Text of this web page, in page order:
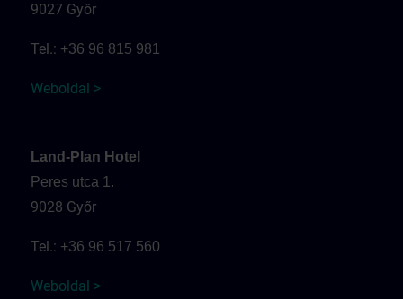
9027 Győr
Tel.: +36 96 815 981
Weboldal >
Land-Plan Hotel
Peres utca 1.
9028 Győr
Tel.: +36 96 517 560
Weboldal >